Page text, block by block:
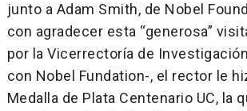
junto a Adam Smith, de Nobel
con agradecer esta “generosa”
por la Vicerrectoría de
con Nobel Fundation-, el rector le
Medalla de Plata Centenario UC, la